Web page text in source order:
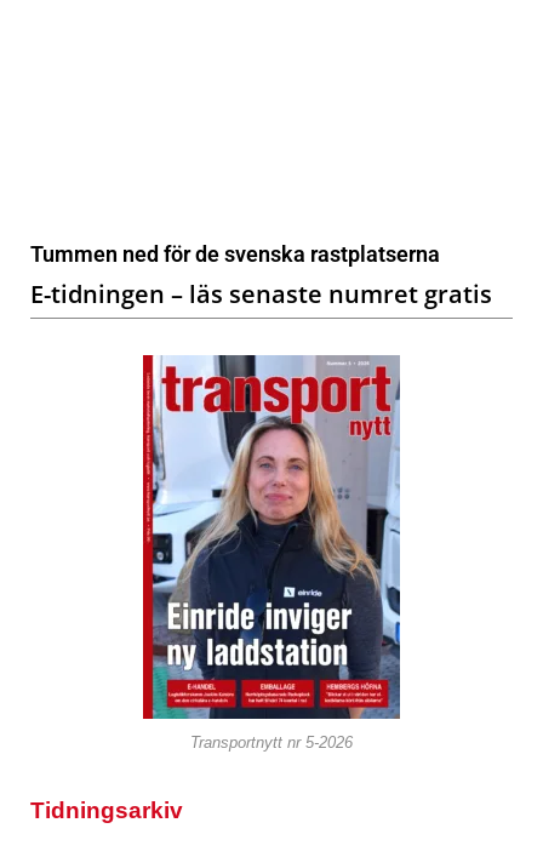
Tummen ned för de svenska rastplatserna
E-tidningen – läs senaste numret gratis
Transportnytt nr 5-2026
Tidningsarkiv